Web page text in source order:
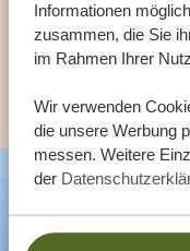
Informationen
zusammen, die Sie
im Rahmen Ihrer
Wir verwenden
die unsere Werbung
messen. Weitere
der